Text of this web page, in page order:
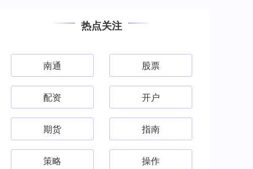
热点关注
南通 股票
配资 开户
期货 指南
策略 操作